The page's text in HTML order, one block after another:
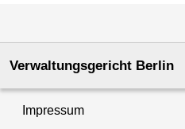
Verwaltungsgericht Berlin
Impressum